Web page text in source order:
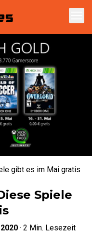
gibt es im Mai gratis
Spiele
· 2 Min. Lesezeit